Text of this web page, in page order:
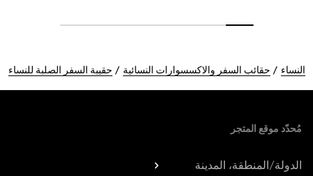
النساء حقائب السفر والاكسسوارات النسائية حقيبة السفر الصلبة للنساء
مُحدّد موقع المتجر
الدولة/المنطقة، المدينة